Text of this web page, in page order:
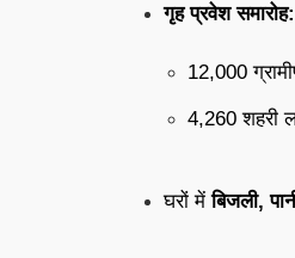
गृह प्रवेश समारोह:
12,000
4,260 शहरी
घरों मेंबिजली,